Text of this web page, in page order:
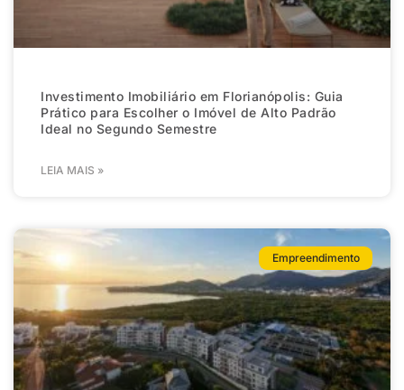
Investimento Imobiliário em Florianópolis: Guia
Prático para Escolher o Imóvel de Alto Padrão
Ideal no Segundo Semestre
LEIA MAIS »
Empreendimento